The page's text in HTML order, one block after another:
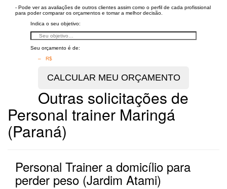
- Pode ver as avaliações de outros clientes assim como o perfil de cada profissional
para poder comparar os orçamentos e tomar a melhor decisão.
Indica o seu objetivo:
Seu orçamento é de:
– R$
Outras solicitações de
Personal trainer Maringá
(Paraná)
Personal Trainer a domicílio para
perder peso (Jardim Atami)